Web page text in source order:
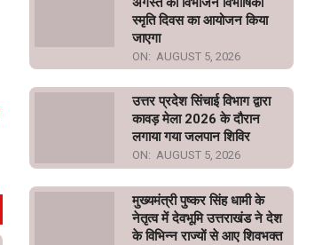
स्मृति दिवस का आयोजन किया
जाएगा
ON: AUGUST 5, 2026
उत्तर प्रदेश सिंचाई विभाग द्वारा
कावड़ मेला 2026 के दौरान
लगाया गया जलपान शिविर
ON: AUGUST 5, 2026
मुख्यमंत्री पुष्कर सिंह धामी के
नेतृत्व में देवभूमि उत्तराखंड ने देश
के विभिन्न राज्यों से आए शिवभक्त